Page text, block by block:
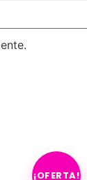
¡OFERTA!